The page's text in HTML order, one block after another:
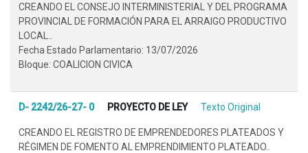
CREANDO EL CONSEJO INTERMINISTERIAL Y DEL PROGRAMA
PROVINCIAL DE FORMACIÓN PARA EL ARRAIGO PRODUCTIVO
LOCAL..
Fecha Estado Parlamentario: 13/07/2026
Bloque: COALICION CIVICA
D- 2242/26-27- 0 PROYECTO DE LEY Texto Original
CREANDO EL REGISTRO DE EMPRENDEDORES PLATEADOS Y
RÉGIMEN DE FOMENTO AL EMPRENDIMIENTO PLATEADO..